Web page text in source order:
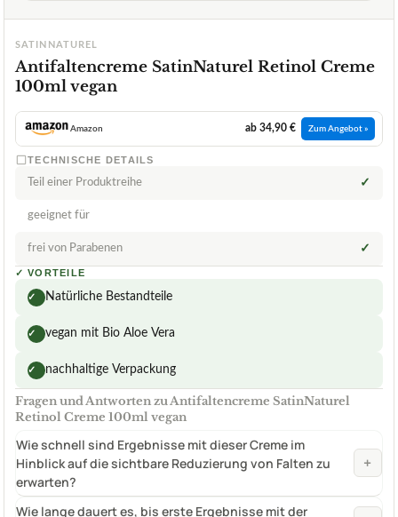
SATINNATUREL
Antifaltencreme SatinNaturel Retinol Creme
100ml vegan
Amazon ab 34,90 € Zum Angebot »
TECHNISCHE DETAILS
Teil einer Produktreihe ✓
geeignet für
frei von Parabenen ✓
✓ VORTEILE
✓ Natürliche Bestandteile
✓ vegan mit Bio Aloe Vera
✓ nachhaltige Verpackung
Fragen und Antworten zu Antifaltencreme SatinNaturel
Retinol Creme 100ml vegan
Wie schnell sind Ergebnisse mit dieser Creme im
Hinblick auf die sichtbare Reduzierung von Falten zu
erwarten?
+
Wie lange dauert es, bis erste Ergebnisse mit der